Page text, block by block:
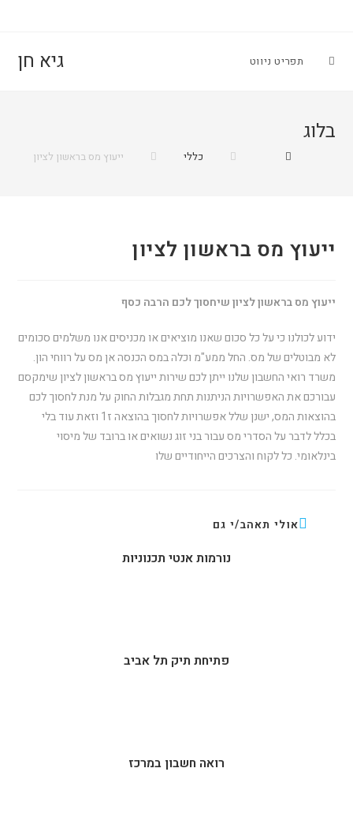
גיא חן תפריט ניווט
בלוג
כללי ייעוץ מס בראשון לציון
ייעוץ מס בראשון לציון
ייעוץ מס בראשון לציון שיחסוך לכם הרבה כסף
ידוע לכולנו כי על כל סכום שאנו מוציאים או מכניסים אנו משלמים סכומים
לא מבוטלים של מס. החל ממע"מ וכלה במס הכנסה אן מס על רווחי הון.
משרד רואי החשבון שלנו ייתן לכם שירות ייעוץ מס בראשון לציון שימקסם
עבורכם את האפשרויות הניתנות תחת מגבלות החוק על מנת לחסוך לכם
בהוצאות המס, ישנן שלל אפשרויות לחסוך בהוצאה ז1 וזאת עוד בלי
בכלל לדבר על הסדרי מס עבור בני זוג נשואים או ברובד של מיסוי
בינלאומי. כל לקוח והצרכים הייחודיים שלו
אולי תאהב/י גם
נורמות אנטי תכנוניות
פתיחת תיק תל אביב
רואה חשבון במרכז